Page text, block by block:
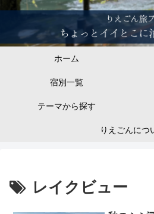
ホーム
宿別一覧
テーマから探す
りえごんにつ
レイクビュー